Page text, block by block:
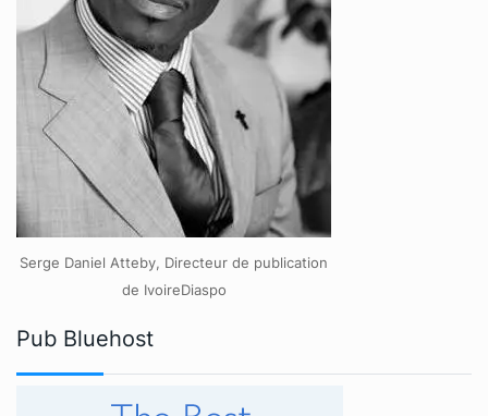
Serge Daniel Atteby, Directeur de publication
de IvoireDiaspo
Pub Bluehost